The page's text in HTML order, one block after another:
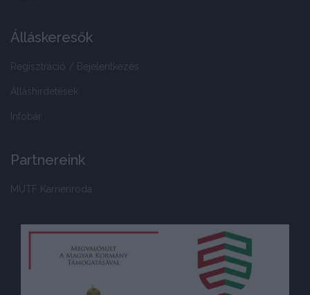
Álláskeresők
Regisztráció / Bejelentkezés
Álláshirdetések
Infobár
Partnereink
MÜTF Karrieriroda